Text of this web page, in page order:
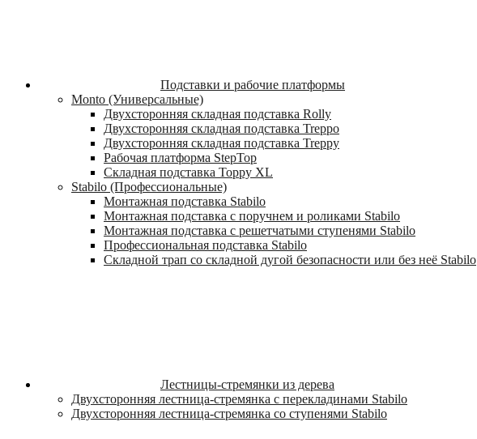
Подставки и рабочие платформы
Monto (Универсальные)
Двухсторонняя складная подставка Rolly
Двухсторонняя складная подставка Treppo
Двухсторонняя складная подставка Treppy
Рабочая платформа StepTop
Складная подставка Toppy XL
Stabilo (Профессиональные)
Монтажная подставка Stabilo
Монтажная подставка с поручнем и роликами Stabilo
Монтажная подставка с решетчатыми ступенями Stabilo
Профессиональная подставка Stabilo
Складной трап со складной дугой безопасности или без неё Stabilo
Лестницы-стремянки из дерева
Двухсторонняя лестница-стремянка с перекладинами Stabilo
Двухсторонняя лестница-стремянка со ступенями Stabilo